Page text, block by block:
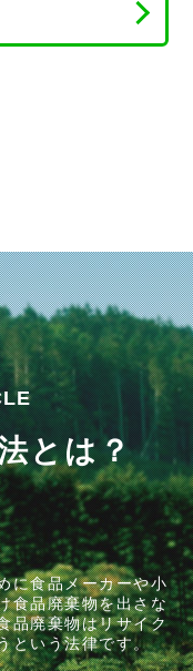
とは？
に食品メーカーや小
食品廃棄物を出さな
品廃棄物はリサイク
という法律です。